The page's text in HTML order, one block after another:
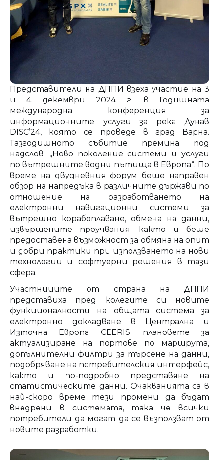
Представители на ДППИ взеха участие на 3
и 4 декември 2024 г. в Годишната
международна конференция за
информационните услуги за река Дунав
DISC’24, която се проведе в град Варна.
Тазгодишното събитие премина под
надслов: „Ново поколение системи и услуги
по вътрешните водни пътища в Европа“. По
време на двудневния форум беше направен
обзор на напредъка в различните държави по
отношение на разработването на
електронни навигационни системи за
вътрешно корабоплаване, обмена на данни,
извършените проучвания, както и беше
предоставена възможност за обмяна на опит
и добри практики при използването на нови
технологии и софтуерни решения в тази
сфера.
Участниците от страна на ДППИ
представиха пред колегите си новите
функционалности на общата система за
електронно докладване в Централна и
Източна Европа CEERIS, плановете за
актуализиране на портове по маршрута,
допълнителни филтри за търсене на данни,
подобряване на потребителския интерфейс,
както и по-подробно представяне на
статистическите данни. Очакванията са в
най-скоро време тези промени да бъдат
внедрени в системата, така че всички
потребители да могат да се възползват от
новите разработки.